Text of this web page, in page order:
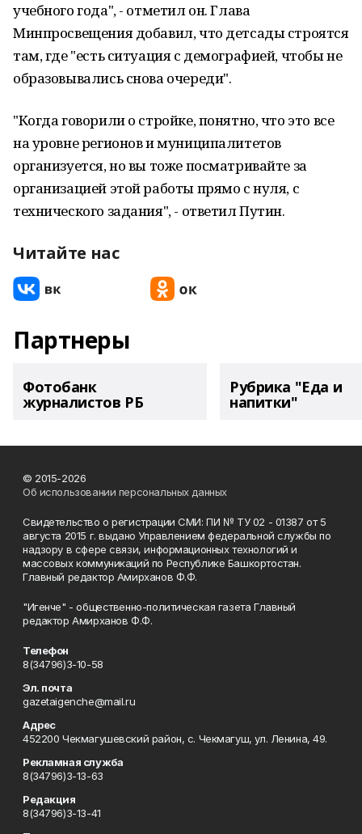
учебного года", - отметил он. Глава
Минпросвещения добавил, что детсады строятся
там, где "есть ситуация с демографией, чтобы не
образовывались снова очереди".
"Когда говорили о стройке, понятно, что это все
на уровне регионов и муниципалитетов
организуется, но вы тоже посматривайте за
организацией этой работы прямо с нуля, с
технического задания", - ответил Путин.
Читайте нас
Партнеры
Фотобанк
журналистов РБ
Рубрика "Еда и
напитки"
© 2015-2026
Об использовании персональных данных
Свидетельство о регистрации СМИ: ПИ № ТУ 02 - 01387 от 5
августа 2015 г. выдано Управлением федеральной службы по
надзору в сфере связи, информационных технологий и
массовых коммуникаций по Республике Башкортостан.
Главный редактор Амирханов Ф.Ф.
"Игенче" - общественно-политическая газета Главный
редактор Амирханов Ф.Ф.
Телефон
8(34796)3-10-58
Эл. почта
gazetaigenche@mail.ru
Адрес
452200 Чекмагушевский район, с. Чекмагуш, ул. Ленина, 49.
Рекламная служба
8(34796)3-13-63
Редакция
8(34796)3-13-41